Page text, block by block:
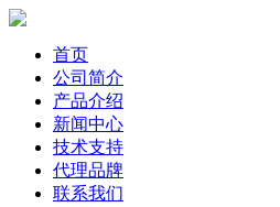
首页
公司简介
产品介绍
新闻中心
技术支持
代理品牌
联系我们